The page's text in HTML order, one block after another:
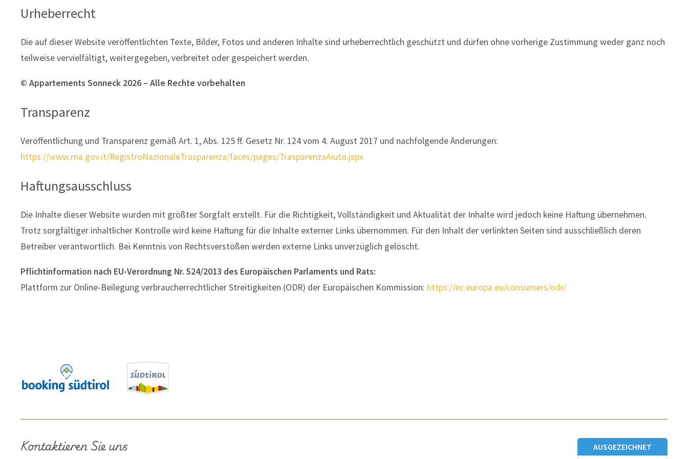
Urheberrecht
Die auf dieser Website veröffentlichten Texte, Bilder, Fotos und anderen Inhalte sind urheberrechtlich geschützt und dürfen ohne vorherige Zustimmung weder ganz noch
teilweise vervielfältigt, weitergegeben, verbreitet oder gespeichert werden.
©Appartements Sonneck 2026 – Alle Rechte vorbehalten
Transparenz
Veröffentlichung und Transparenz gemäß Art. 1, Abs. 125 ff. Gesetz Nr. 124 vom 4. August 2017 und nachfolgende Änderungen:
https://www.rna.gov.it/RegistroNazionaleTrasparenza/faces/pages/TrasparenzaAiuto.jspx
Haftungsausschluss
Die Inhalte dieser Website wurden mit größter Sorgfalt erstellt. Für die Richtigkeit, Vollständigkeit und Aktualität der Inhalte wird jedoch keine Haftung übernehmen.
Trotz sorgfältiger inhaltlicher Kontrolle wird keine Haftung für die Inhalte externer Links übernommen. Für den Inhalt der verlinkten Seiten sind ausschließlich deren
Betreiber verantwortlich. Bei Kenntnis von Rechtsverstößen werden externe Links unverzüglich gelöscht.
Pflichtinformation nach EU-Verordnung Nr. 524/2013 des Europäischen Parlaments und Rats:
Plattform zur Online-Beilegung verbraucherrechtlicher Streitigkeiten (ODR) der Europäischen Kommission: https://ec.europa.eu/consumers/odr/
Kontaktieren Sie uns AUSGEZEICHNET